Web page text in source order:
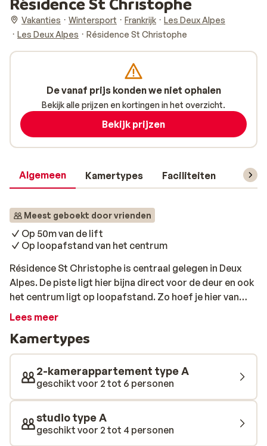
Vakanties Wintersport Frankrijk
Les Deux Alpes
Les Deux Alpes
Résidence St Christophe
Algemeen Kamertypes Faciliteiten
Meest geboekt door vrienden
Op 50m van de lift
Op loopafstand van het centrum
Résidence St Christophe is centraal gelegen in Deux
Alpes. De piste ligt hier bijna direct voor de deur en ook
het centrum ligt op loopafstand. Zo hoef je hier van
zowel het skiën als het après-skiën niks te missen. De
dag uitleven op de pistes schuif je in het centrum zo
aan in een van de leuke restaurants voor een goed
Frans diner.
Lees meer
Kamertypes
2-kamerappartement type A
geschikt voor 2 tot 6 personen
studio type A
geschikt voor 2 tot 4 personen
De vanaf prijs konden we niet ophalen
Bekijk alle prijzen en kortingen in het overzicht.
Bekijk prijzen